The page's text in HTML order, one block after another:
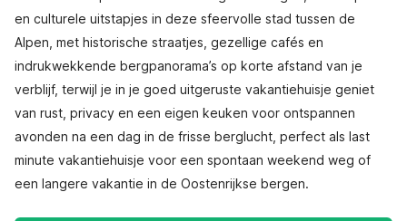
en culturele uitstapjes in deze sfeervolle stad tussen de
Alpen, met historische straatjes, gezellige cafés en
indrukwekkende bergpanorama’s op korte afstand van je
verblijf, terwijl je in je goed uitgeruste vakantiehuisje geniet
van rust, privacy en een eigen keuken voor ontspannen
avonden na een dag in de frisse berglucht, perfect als last
minute vakantiehuisje voor een spontaan weekend weg of
een langere vakantie in de Oostenrijkse bergen.